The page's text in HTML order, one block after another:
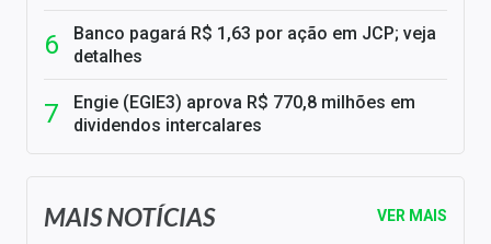
Banco pagará R$ 1,63 por ação em JCP; veja
detalhes
Engie (EGIE3) aprova R$ 770,8 milhões em
dividendos intercalares
MAIS NOTÍCIAS VER MAIS